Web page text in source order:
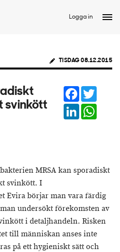
Logga in
TISDAG 08.12.2015
svinkött
Facebook
LinkedIn
MRSA kan sporadiskt
svinkött. I
Evira börjar man vara färdig
undersökt förekomsten av
i detaljhandeln. Risken
till människan anses inte
på ett hygieniskt sätt och